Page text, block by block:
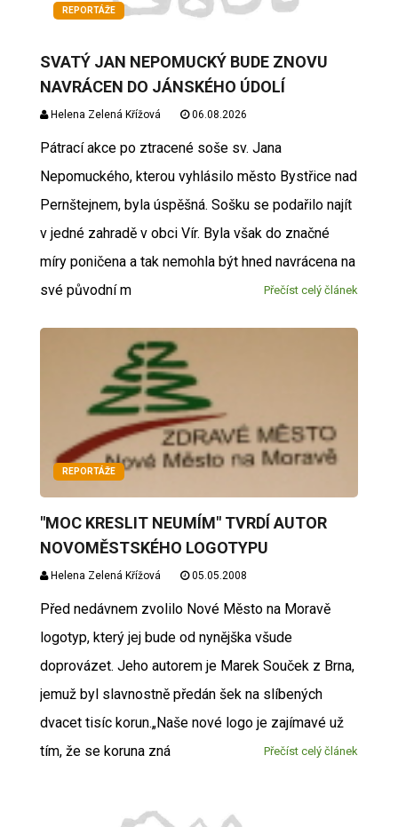
REPORTÁŽE
SVATÝ JAN NEPOMUCKÝ BUDE ZNOVU
NAVRÁCEN DO JÁNSKÉHO ÚDOLÍ
Helena Zelená Křížová 06.08.2026
Pátrací akce po ztracené soše sv. Jana
Nepomuckého, kterou vyhlásilo město Bystřice nad
Pernštejnem, byla úspěšná. Sošku se podařilo najít
v jedné zahradě v obci Vír. Byla však do značné
míry poničena a tak nemohla být hned navrácena na
své původní m
Přečíst celý článek
REPORTÁŽE
"MOC KRESLIT NEUMÍM" TVRDÍ AUTOR
NOVOMĚSTSKÉHO LOGOTYPU
Helena Zelená Křížová 05.05.2008
Před nedávnem zvolilo Nové Město na Moravě
logotyp, který jej bude od nynějška všude
doprovázet. Jeho autorem je Marek Souček z Brna,
jemuž byl slavnostně předán šek na slíbených
dvacet tisíc korun.„Naše nové logo je zajímavé už
tím, že se koruna zná
Přečíst celý článek